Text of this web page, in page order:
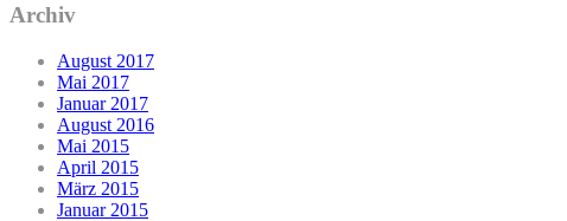
Archiv
August 2017
Mai 2017
Januar 2017
August 2016
Mai 2015
April 2015
März 2015
Januar 2015